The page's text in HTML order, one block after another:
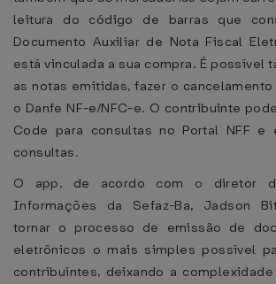
leitura do código de barras que
Documento Auxiliar de Nota Fiscal
está vinculada a sua compra. É possível
as notas emitidas, fazer o
o Danfe NF-e/NFC-e. O contribuinte
Code para consultas no Portal NFF e
consultas.
O app, de acordo com o diretor
Informações da Sefaz-Ba, Jadson
tornar o processo de emissão de
eletrônicos o mais simples possível
contribuintes, deixando a